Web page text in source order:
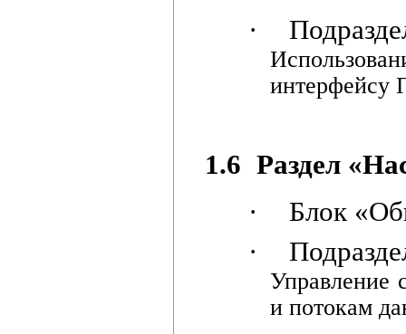
·
1.6 Раздел
·
Блок
·
Управление
и потокам